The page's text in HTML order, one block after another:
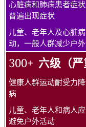
心脏病和肺病患者症
普遍出现症状
儿童、老年人及心脏
动，一般人群减少户
300+ 六级（严
健康人群运动耐受力
病
儿童、老年人和病人
避免户外活动